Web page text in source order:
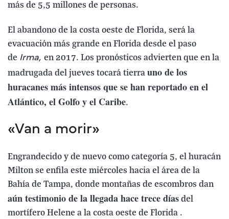
más de 5,5 millones de personas.
El abandono de la costa oeste de Florida, será la
evacuación más grande en Florida desde el paso
de Irma, en 2017. Los pronósticos advierten que en la
madrugada del jueves tocará tierra uno de los
huracanes más intensos que se han reportado en el
Atlántico, el Golfo y el Caribe.
«Van a morir»
Engrandecido y de nuevo como categoría 5, el huracán
Milton se enfila este miércoles hacia el área de la
Bahía de Tampa, donde montañas de escombros dan
aún testimonio de la llegada hace trece días del
mortífero Helene a la costa oeste de Florida .